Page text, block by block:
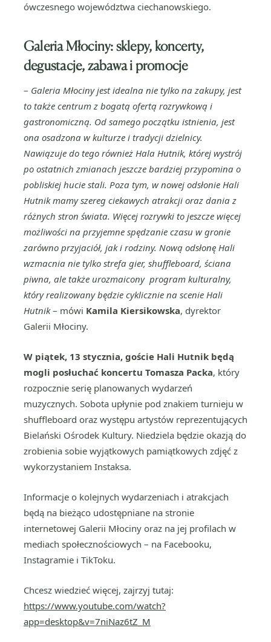
ówczesnego województwa ciechanowskiego.
Galeria Młociny: sklepy, koncerty,
degustacje, zabawa i promocje
– Galeria Młociny jest idealna nie tylko na zakupy, jest
to także centrum z bogatą ofertą rozrywkową i
gastronomiczną. Od samego początku istnienia, jest
ona osadzona w kulturze i tradycji dzielnicy.
Nawiązuje do tego również Hala Hutnik, której wystrój
po ostatnich zmianach jeszcze bardziej przypomina o
pobliskiej hucie stali. Poza tym, w nowej odsłonie Hali
Hutnik mamy szereg ciekawych atrakcji oraz dania z
różnych stron świata. Więcej rozrywki to jeszcze więcej
możliwości na przyjemne spędzanie czasu w gronie
zarówno przyjaciół, jak i rodziny. Nową odsłonę Hali
wzmacnia nie tylko strefa gier, shuffleboard, ściana
piwna, ale także urozmaicony program kulturalny,
który realizowany będzie cyklicznie na scenie Hali
Hutnik– mówi Kamila Kiersikowska, dyrektor
Galerii Młociny.
W piątek, 13 stycznia, goście Hali Hutnik będą
mogli posłuchać koncertu Tomasza Packa, który
rozpocznie serię planowanych wydarzeń
muzycznych. Sobota upłynie pod znakiem turnieju w
shuffleboard oraz występu artystów reprezentujących
Bielański Ośrodek Kultury. Niedziela będzie okazją do
zrobienia sobie wyjątkowych pamiątkowych zdjęć z
wykorzystaniem Instaksa.
Informacje o kolejnych wydarzeniach i atrakcjach
będą na bieżąco udostępniane na stronie
internetowej Galerii Młociny oraz na jej profilach w
mediach społecznościowych – na Facebooku,
Instagramie i TikToku.
Chcesz wiedzieć więcej, zajrzyj tutaj:
https://www.youtube.com/watch?
app=desktop&v=7niNaz6tZ_M